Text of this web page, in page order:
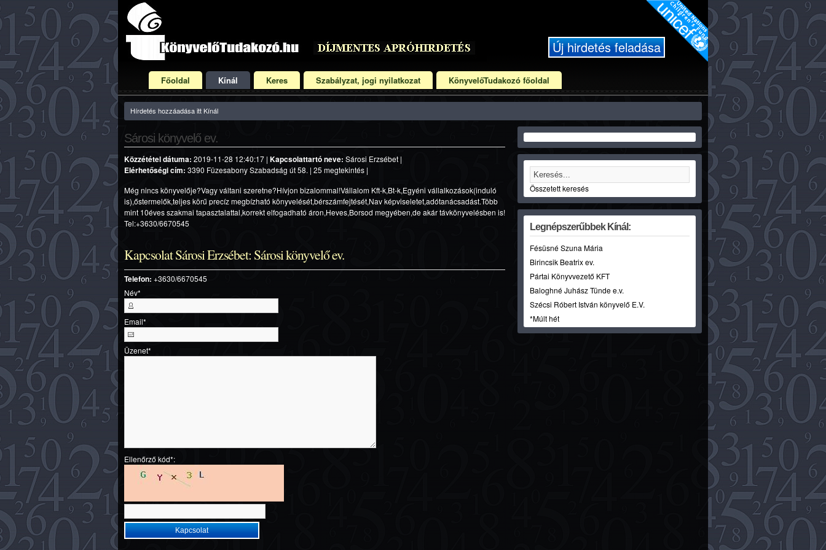
Új hirdetés feladása
Főoldal Kínál Keres Szabályzat, jogi nyilatkozat KönyvelőTudakozó főoldal
Hírdetés hozzáadása itt Kínál
Sárosi könyvelő ev.
Közzététel dátuma: 2019-11-28 12:40:17 | Kapcsolattartó neve: Sárosi Erzsébet |
Elérhetőségi cím: 3390 Füzesabony Szabadság út 58. | 25 megtekintés |
Még nincs könyvelője?Vagy váltani szeretne?Hívjon bizalommal!Vállalom Kft-k,Bt-k,Egyéni vállalkozások(induló
is),őstermelők,teljes körű precíz megbízható könyvelését,bérszámfejtését,Nav képviseletet,adótanácsadást.Több
mint 10éves szakmai tapasztalattal,korrekt elfogadható áron,Heves,Borsod megyében,de akár távkönyvelésben is!
Tel:+3630/6670545
Kapcsolat Sárosi Erzsébet: Sárosi könyvelő ev.
Telefon: +3630/6670545
Név*
Email*
Üzenet*
Ellenőrző kód*:
Összetett keresés
Legnépszerűbbek Kínál:
Fésüsné Szuna Mária
Birincsik Beatrix ev.
Pártai Könyvvezető KFT
Baloghné Juhász Tünde e.v.
Szécsi Róbert István könyvelő E.V.
*Múlt hét